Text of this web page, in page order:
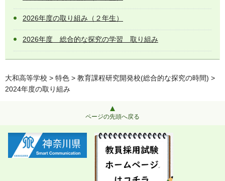
2026年度の取り組み（２年生）
2026年度 総合的な探究の学習 取り組み
大和高等学校 > 特色 > 教育課程研究開発校(総合的な探究の時間) >
2024年度の取り組み
ページの先頭へ戻る